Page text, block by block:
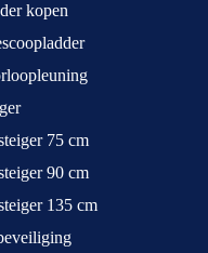
kopen
75 cm
90 cm
135 cm